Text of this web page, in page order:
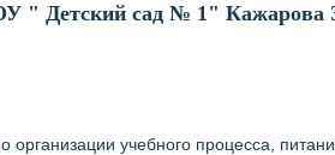
" Детский сад № 1" Кажарова
организации учебного процесса,